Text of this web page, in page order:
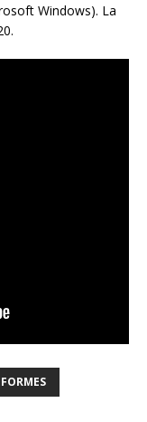
Windows). La